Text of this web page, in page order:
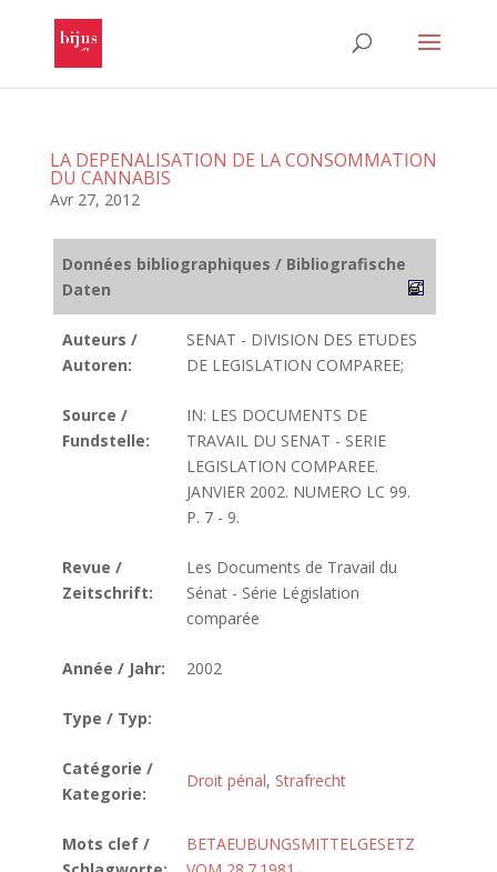
LA DEPENALISATION DE LA CONSOMMATION
DU CANNABIS
Avr 27, 2012
Données bibliographiques / Bibliografische
Daten
Auteurs /
Autoren:
SENAT - DIVISION DES ETUDES
DE LEGISLATION COMPAREE;
Source /
Fundstelle:
IN: LES DOCUMENTS DE
TRAVAIL DU SENAT - SERIE
LEGISLATION COMPAREE.
JANVIER 2002. NUMERO LC 99.
P. 7 - 9.
Revue /
Zeitschrift:
Les Documents de Travail du
Sénat - Série Législation
comparée
Année / Jahr: 2002
Type / Typ:
Catégorie /
Kategorie:
Droit pénal, Strafrecht
Mots clef /
BETAEUBUNGSMITTELGESETZ